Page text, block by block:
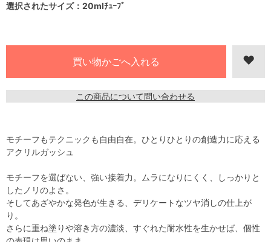
選択されたサイズ：20mlﾁｭｰﾌﾞ
この商品について問い合わせる
モチーフもテクニックも自由自在。ひとりひとりの創造力に応える
アクリルガッシュ
モチーフを選ばない、強い接着力。ムラになりにくく、しっかりと
したノリのよさ。
そしてあざやかな発色が生きる、デリケートなツヤ消しの仕上が
り。
さらに重ね塗りや溶き方の濃淡、すぐれた耐水性を生かせば、個性